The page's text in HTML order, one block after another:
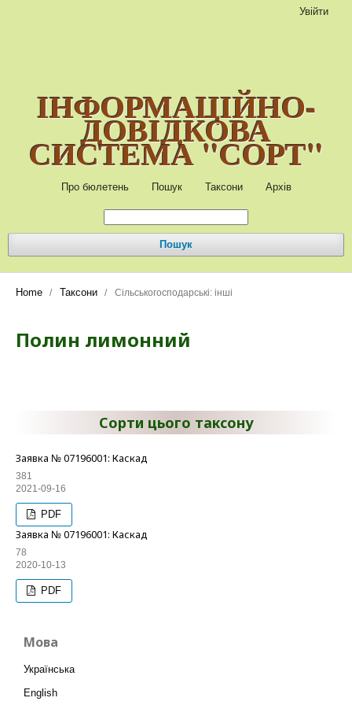
ІНФОРМАЦІЙНО-
ДОВІДКОВА
СИСТЕМА "СОРТ"
Про бюлетень Пошук Таксони Архів
Пошук
Увійти
Home / Таксони / Сільськогосподарські: інші
Полин лимонний
Сорти цього таксону
Заявка № 07196001: Каскад
381
2021-09-16
PDF
Заявка № 07196001: Каскад
78
2020-10-13
PDF
Мова
Українська
English